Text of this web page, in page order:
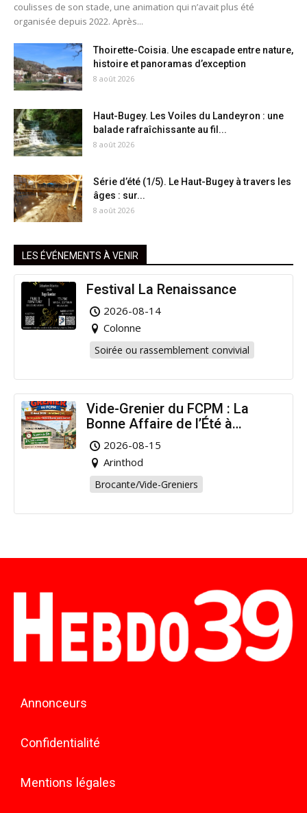
coulisses de son stade, une animation qui n’avait plus été
organisée depuis 2022. Après...
Thoirette-Coisia. Une escapade entre nature,
histoire et panoramas d’exception
8 août 2026
Haut-Bugey. Les Voiles du Landeyron : une
balade rafraîchissante au fil...
8 août 2026
Série d’été (1/5). Le Haut-Bugey à travers les
âges : sur...
8 août 2026
LES ÉVÉNEMENTS À VENIR
Festival La Renaissance
2026-08-14
Colonne
Soirée ou rassemblement convivial
Vide-Grenier du FCPM : La
Bonne Affaire de l’Été à
Arinthod !
2026-08-15
Arinthod
Brocante/Vide-Greniers